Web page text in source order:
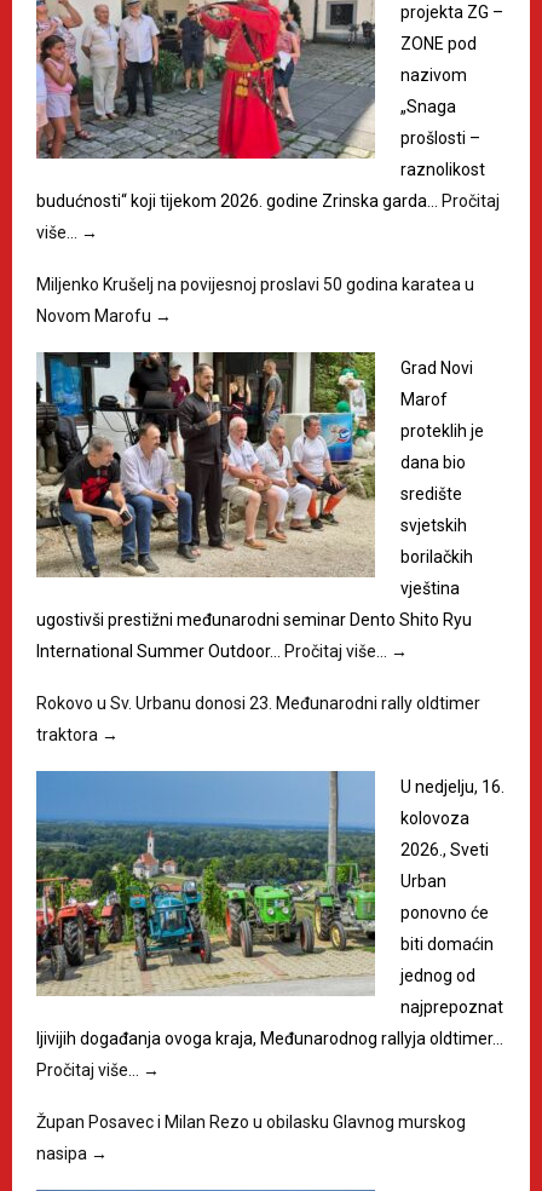
projekta ZG –
ZONE pod
nazivom
„Snaga
prošlosti –
raznolikost
budućnosti“ koji tijekom 2026. godine Zrinska garda…
Pročitaj
više…
→
Miljenko Krušelj na povijesnoj proslavi 50 godina karatea u
Novom Marofu →
Grad Novi
Marof
proteklih je
dana bio
središte
svjetskih
borilačkih
vještina
ugostivši prestižni međunarodni seminar Dento Shito Ryu
International Summer Outdoor…
Pročitaj više… →
Rokovo u Sv. Urbanu donosi 23. Međunarodni rally oldtimer
traktora →
U nedjelju, 16.
kolovoza
2026., Sveti
Urban
ponovno će
biti domaćin
jednog od
najprepoznat
ljivijih događanja ovoga kraja, Međunarodnog rallyja oldtimer…
Pročitaj više…
→
Župan Posavec i Milan Rezo u obilasku Glavnog murskog
nasipa →